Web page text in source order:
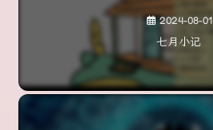
2024-08-01
七月小记